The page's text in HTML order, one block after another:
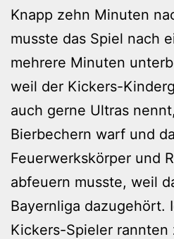
Knapp zehn Minuten
musste das Spiel nach
mehrere Minuten
weil der Kickers-
auch gerne Ultras
Bierbechern warf und
Feuerwerkskörper und
abfeuern musste, weil
Bayernliga dazugehört.
Kickers-Spieler rannten